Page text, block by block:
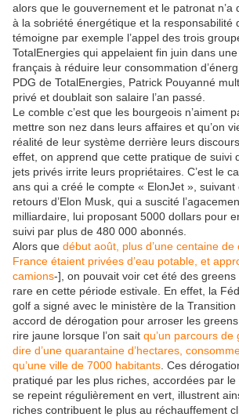
alors que le gouvernement et le patronat n’a
à la sobriété énergétique et la responsabilité
témoigne par exemple l’appel des trois
TotalEnergies qui appelaient fin juin dans
français à réduire leur consommation
PDG de TotalEnergies, Patrick Pouyanné
privé et doublait son salaire l’an passé.
Le comble c’est que les bourgeois n’aiment
mettre son nez dans leurs affaires et qu’on
réalité de leur système derrière leurs
effet, on apprend que cette pratique de suivi
jets privés irrite leurs propriétaires. C’est le
ans qui a créé le compte « ElonJet », suivant
retours d’Elon Musk, qui a suscité
milliardaire, lui proposant 5000 dollars pour
suivi par plus de 480 000 abonnés.
Alors que début août, plus d’une centaine de
France étaient privées d’eau potable, et
camions-], on pouvait voir cet été des greens
rare en cette période estivale. En effet, la
golf a signé avec le ministère de la
accord de dérogation pour arroser les
rire jaune lorsque l’on sait qu’un parcours de
dire d’une quarantaine d’hectares,
qu’une ville de 7000 habitants . Ces
pratiqué par les plus riches, accordées par
se repeint régulièrement en vert, illustrent
riches contribuent le plus au réchauffement